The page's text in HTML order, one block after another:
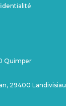
Quimper
29400 Landivisiau